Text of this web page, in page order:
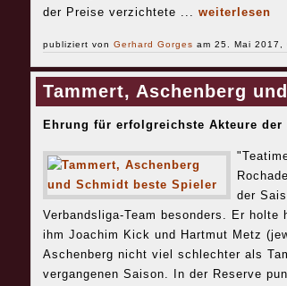
der Preise verzichtete ... weiterlesen
publiziert von Gerhard Gorges am 25. Mai 2017,
Tammert, Aschenberg
Ehrung für erfolgreichste Akteure der
der
Verbandsliga-Team besonders. Er
ihm Joachim Kick und Hartmut Metz
Aschenberg nicht viel schlechter als
vergangenen Saison. In der Reserve